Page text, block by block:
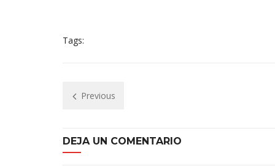
Tags:
Previous
DEJA UN COMENTARIO